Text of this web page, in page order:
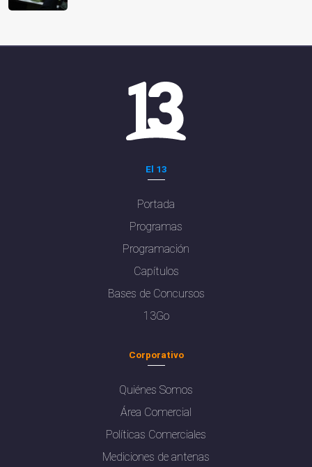
El 13
Portada
Programas
Programación
Capítulos
Bases de Concursos
13Go
Corporativo
Quiénes Somos
Área Comercial
Políticas Comerciales
Mediciones de antenas